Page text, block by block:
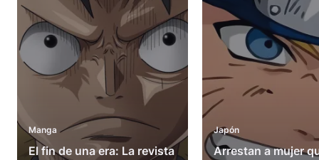
Manga
El fin de una era: La revista
Japón
Arrestan a mujer